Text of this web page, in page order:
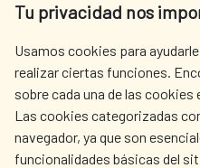
Tu privacidad nos
Usamos cookies para
realizar ciertas funciones.
sobre cada una de las
Las cookies categorizadas
navegador, ya que son
funcionalidades básicas del
Tel. +34 900 20 30 54​​​​​​​
AECID
SPANISH HUMANITARIAN
ACTION